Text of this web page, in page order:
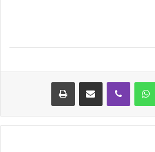
واتساب مشاركة عبر البريد